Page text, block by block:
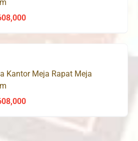
Current
is:
Kantor Meja Rapat Meja
Current